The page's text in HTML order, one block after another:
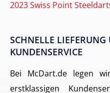
2023 Swiss Point
SCHNELLE LIEFERUNG
KUNDENSERVICE
Bei McDart.de legen
erstklassigen